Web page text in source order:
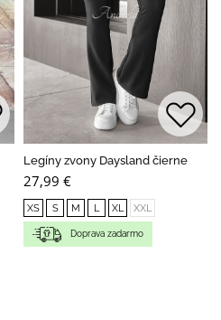
Legíny zvony Daysland čierne
27,99 €
XS S M L XL XXL
Doprava zadarmo